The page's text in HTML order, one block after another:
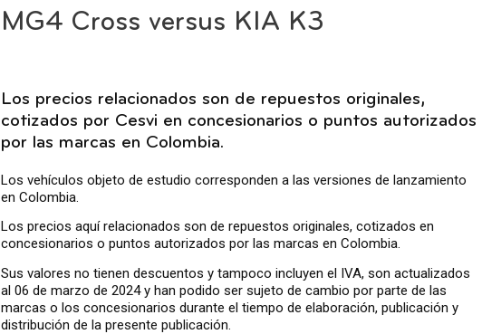
MG4 Cross versus KIA K3
Los precios relacionados son de repuestos originales,
cotizados por Cesvi en concesionarios o puntos autorizados
por las marcas en Colombia.
Los vehículos objeto de estudio corresponden a las versiones de lanzamiento
en Colombia.
Los precios aquí relacionados son de repuestos originales, cotizados en
concesionarios o puntos autorizados por las marcas en Colombia.
Sus valores no tienen descuentos y tampoco incluyen el IVA, son actualizados
al 06 de marzo de 2024 y han podido ser sujeto de cambio por parte de las
marcas o los concesionarios durante el tiempo de elaboración, publicación y
distribución de la presente publicación.